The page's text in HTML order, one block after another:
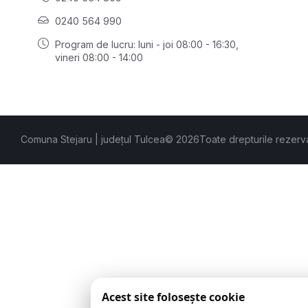
0240 564 990
Program de lucru: luni - joi 08:00 - 16:30,
vineri 08:00 - 14:00
Comuna Stejaru | județul Tulcea© 2026Toate drepturile
Acest site folosește cookie